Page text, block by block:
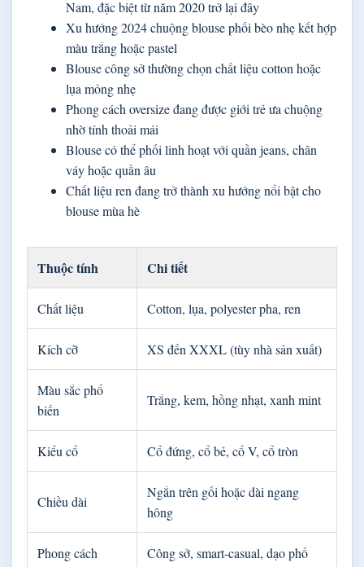
Nam, đặc biệt từ năm 2020 trở lại đây
Xu hướng 2024 chuộng blouse phối bèo nhẹ kết hợp
màu trắng hoặc pastel
Blouse công sở thường chọn chất liệu cotton hoặc
lụa mỏng nhẹ
Phong cách oversize đang được giới trẻ ưa chuộng
nhờ tính thoải mái
Blouse có thể phối linh hoạt với quần jeans, chân
váy hoặc quần âu
Chất liệu ren đang trở thành xu hướng nổi bật cho
blouse mùa hè
Thuộc tính Chi tiết
Chất liệu Cotton, lụa, polyester pha, ren
Kích cỡ XS đến XXXL (tùy nhà sản xuất)
Màu sắc phổ
biến
Trắng, kem, hồng nhạt, xanh mint
Kiểu cổ Cổ đứng, cổ bẻ, cổ V, cổ tròn
Chiều dài
Ngắn trên gối hoặc dài ngang
hông
Phong cách Công sở, smart-casual, dạo phố